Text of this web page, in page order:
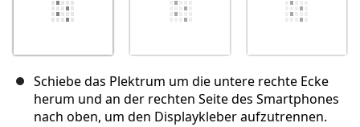
Schiebe das Plektrum um die untere rechte Ecke
herum und an der rechten Seite des Smartphones
nach oben, um den Displaykleber aufzutrennen.